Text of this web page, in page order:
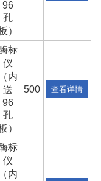
96
孔
）
标
仪
（内
送
96
孔
）
500 查看详情
标
仪
（内